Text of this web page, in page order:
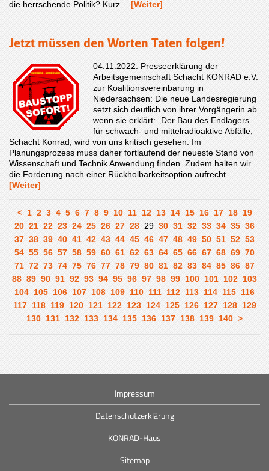
die herrschende Politik? Kurz… [Weiter]
Jetzt müssen den Worten Taten folgen!
04.11.2022: Presseerklärung der
Arbeitsgemeinschaft Schacht KONRAD e.V.
zur Koalitionsvereinbarung in
Niedersachsen: Die neue Landesregierung
setzt sich deutlich von ihrer Vorgängerin ab
wenn sie erklärt: „Der Bau des Endlagers
für schwach- und mittelradioaktive Abfälle,
Schacht Konrad, wird von uns kritisch gesehen. Im
Planungsprozess muss daher fortlaufend der neueste Stand von
Wissenschaft und Technik Anwendung finden. Zudem halten wir
die Forderung nach einer Rückholbarkeitsoption aufrecht.…
[Weiter]
< 1 2 3 4 5 6 7 8 9 10 11 12 13 14 15 16 17 18 19
20 21 22 23 24 25 26 27 28 29 30 31 32 33 34 35 36
37 38 39 40 41 42 43 44 45 46 47 48 49 50 51 52 53
54 55 56 57 58 59 60 61 62 63 64 65 66 67 68 69 70
71 72 73 74 75 76 77 78 79 80 81 82 83 84 85 86 87
88 89 90 91 92 93 94 95 96 97 98 99 100 101 102 103
104 105 106 107 108 109 110 111 112 113 114 115 116
117 118 119 120 121 122 123 124 125 126 127 128 129
130 131 132 133 134 135 136 137 138 139 140 >
Impressum
Datenschutzerklärung
KONRAD-Haus
Sitemap